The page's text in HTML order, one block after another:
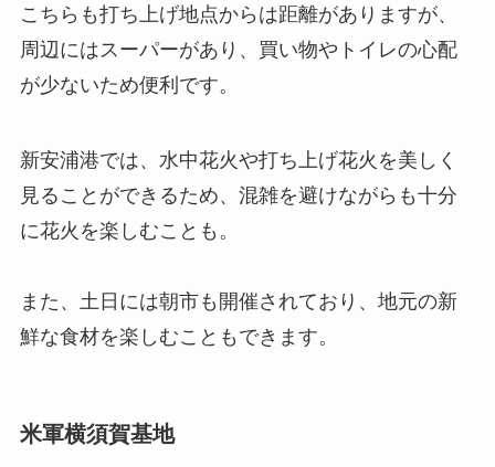
こちらも打ち上げ地点からは距離がありますが、
周辺にはスーパーがあり、買い物やトイレの心配
が少ないため便利です。
新安浦港では、水中花火や打ち上げ花火を美しく
見ることができるため、混雑を避けながらも十分
に花火を楽しむことも。
また、土日には朝市も開催されており、地元の新
鮮な食材を楽しむこともできます。
米軍横須賀基地